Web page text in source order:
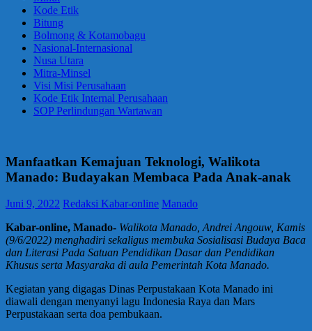
Kode Etik
Bitung
Bolmong & Kotamobagu
Nasional-Internasional
Nusa Utara
Mitra-Minsel
Visi Misi Perusahaan
Kode Etik Internal Perusahaan
SOP Perlindungan Wartawan
Manfaatkan Kemajuan Teknologi, Walikota
Manado: Budayakan Membaca Pada Anak-anak
Juni 9, 2022 Redaksi Kabar-online Manado
Kabar-online, Manado- Walikota Manado, Andrei Angouw, Kamis
(9/6/2022) menghadiri sekaligus membuka Sosialisasi Budaya Baca
dan Literasi Pada Satuan Pendidikan Dasar dan Pendidikan
Khusus serta Masyaraka di aula Pemerintah Kota Manado.
Kegiatan yang digagas Dinas Perpustakaan Kota Manado ini
diawali dengan menyanyi lagu Indonesia Raya dan Mars
Perpustakaan serta doa pembukaan.